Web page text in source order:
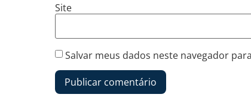
Site
Salvar meus dados neste navegador